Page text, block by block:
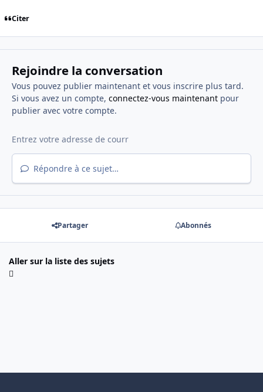
Citer
Rejoindre la conversation
Vous pouvez publier maintenant et vous inscrire plus tard.
Si vous avez un compte, connectez-vous maintenantpour
publier avec votre compte.
Répondre à ce sujet…
Partager Abonnés
Aller sur la liste des sujets